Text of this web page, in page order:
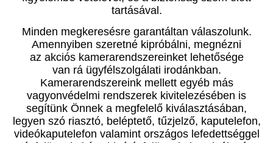
tartásával.
Minden megkeresésre garantáltan válaszolunk.
Amennyiben szeretné kipróbálni, megnézni
az akciós kamerarendszereinket lehetősége
van rá ügyfélszolgálati irodánkban.
Kamerarendszereink mellett egyéb más
vagyonvédelmi rendszerek kivitelezésében is
segítünk Önnek a megfelelő kiválasztásában,
legyen szó riasztó, beléptető, tűzjelző, kaputelefon,
videókaputelefon valamint országos lefedettséggel